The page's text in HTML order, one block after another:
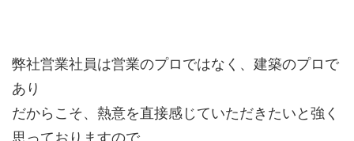
弊社営業社員は営業のプロではなく、建築のプロで
あり
だからこそ、熱意を直接感じていただきたいと強く
思っておりますので